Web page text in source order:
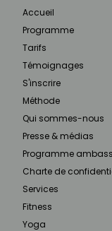
Accueil
Programme
Tarifs
Témoignages
S'inscrire
Méthode
Qui sommes-nous
Presse & médias
Programme
Charte de
Services
Fitness
Yoga